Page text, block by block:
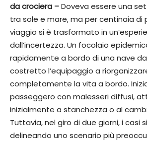
da crociera –Doveva essere una
tra sole e mare, ma per centinaia di
viaggio si è trasformato in
dall’incertezza. Un focolaio
rapidamente a bordo di una nave
costretto l’equipaggio a
completamente la vita a bordo.
passeggero con malesseri diffusi,
inizialmente a stanchezza o al
Tuttavia, nel giro di due giorni, i casi
delineando uno scenario più